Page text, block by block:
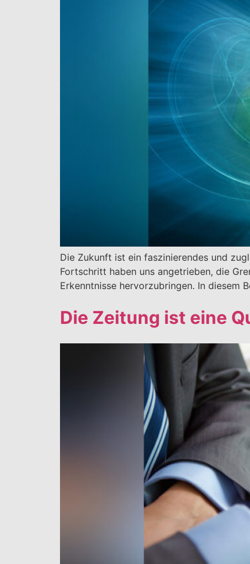
Die Zukunft ist ein faszinierendes und
Fortschritt haben uns angetrieben, die
Erkenntnisse hervorzubringen. In diesem
Die Zeitung ist eine